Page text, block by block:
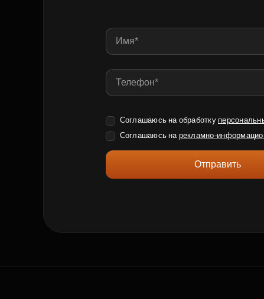
Соглашаюсь на обработку
Соглашаюсь на рекламно-
Отправить